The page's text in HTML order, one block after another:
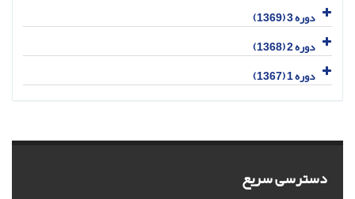
دوره 3 (1369)
دوره 2 (1368)
دوره 1 (1367)
دسترسی سریع